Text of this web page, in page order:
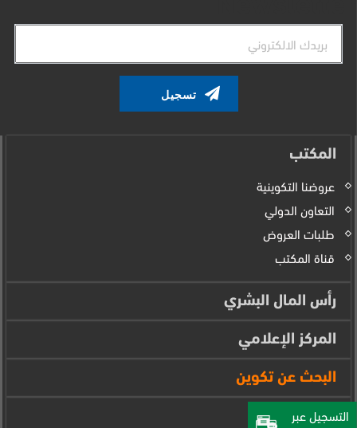
الإلكتروني
المكتب
عروضنا التكوينية
التعاون الدولي
طلبات العروض
قناة المكتب
رأس المال البشري
المركز الإعلامي
البحث عن تكوين
فضاء المتدرب
التسجيل عبر